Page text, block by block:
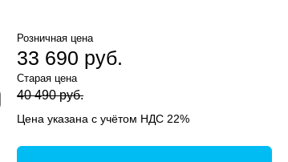
Розничная цена
33 690 руб.
Старая цена
40 490 руб.
Цена указана с учётом НДС 22%